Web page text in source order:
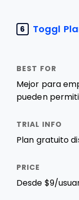
6 Toggl
Mejor para
pueden
Plan gratuito
Desde $9/